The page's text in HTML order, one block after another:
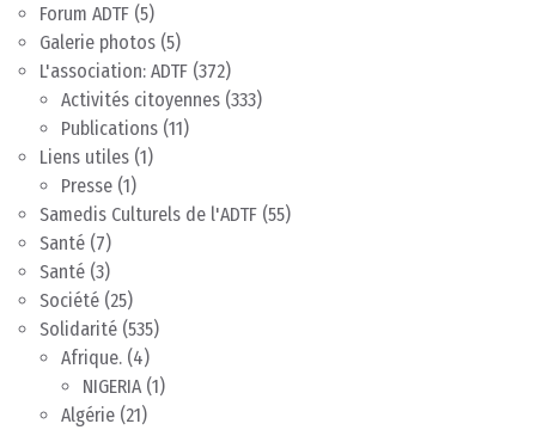
Forum ADTF (5)
Galerie photos (5)
L'association: ADTF (372)
Activités citoyennes (333)
Publications (11)
Liens utiles (1)
Presse (1)
Samedis Culturels de l'ADTF (55)
Santé (7)
Santé (3)
Société (25)
Solidarité (535)
Afrique. (4)
NIGERIA(1)
Algérie (21)